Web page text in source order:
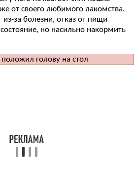
от своего любимого лакомства.
за болезни, отказ от пищи
состояние, но насильно накормить